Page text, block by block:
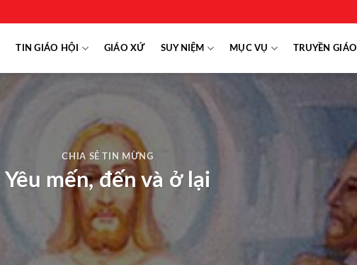
TIN GIÁO HỘI GIÁO XỨ SUY NIỆM MỤC VỤ TRUYỀN GIÁO
CHIA SẺ TIN MỪNG
Yêu mến, đến và ở lại